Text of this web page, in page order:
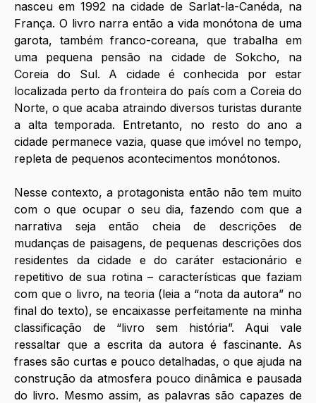
nasceu em 1992 na cidade de Sarlat-la-Canéda, na
França. O livro narra então a vida monótona de uma
garota, também franco-coreana, que trabalha em
uma pequena pensão na cidade de Sokcho, na
Coreia do Sul. A cidade é conhecida por estar
localizada perto da fronteira do país com a Coreia do
Norte, o que acaba atraindo diversos turistas durante
a alta temporada. Entretanto, no resto do ano a
cidade permanece vazia, quase que imóvel no tempo,
repleta de pequenos acontecimentos monótonos.
Nesse contexto, a protagonista então não tem muito
com o que ocupar o seu dia, fazendo com que a
narrativa seja então cheia de descrições de
mudanças de paisagens, de pequenas descrições dos
residentes da cidade e do caráter estacionário e
repetitivo de sua rotina – características que faziam
com que o livro, na teoria (leia a “nota da autora” no
final do texto), se encaixasse perfeitamente na minha
classificação de “livro sem história”. Aqui vale
ressaltar que a escrita da autora é fascinante. As
frases são curtas e pouco detalhadas, o que ajuda na
construção da atmosfera pouco dinâmica e pausada
do livro. Mesmo assim, as palavras são capazes de